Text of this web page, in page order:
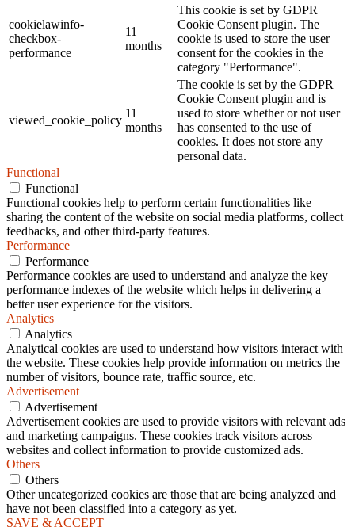
cookielawinfo-
checkbox-
performance
11
months
This cookie is set by GDPR
Cookie Consent plugin. The
cookie is used to store the user
consent for the cookies in the
category "Performance".
viewed_cookie_policy
11
months
The cookie is set by the GDPR
Cookie Consent plugin and is
used to store whether or not user
has consented to the use of
cookies. It does not store any
personal data.
Functional
Functional
Functional cookies help to perform certain functionalities like
sharing the content of the website on social media platforms, collect
feedbacks, and other third-party features.
Performance
Performance
Performance cookies are used to understand and analyze the key
performance indexes of the website which helps in delivering a
better user experience for the visitors.
Analytics
Analytics
Analytical cookies are used to understand how visitors interact with
the website. These cookies help provide information on metrics the
number of visitors, bounce rate, traffic source, etc.
Advertisement
Advertisement
Advertisement cookies are used to provide visitors with relevant ads
and marketing campaigns. These cookies track visitors across
websites and collect information to provide customized ads.
Others
Others
Other uncategorized cookies are those that are being analyzed and
have not been classified into a category as yet.
SAVE & ACCEPT